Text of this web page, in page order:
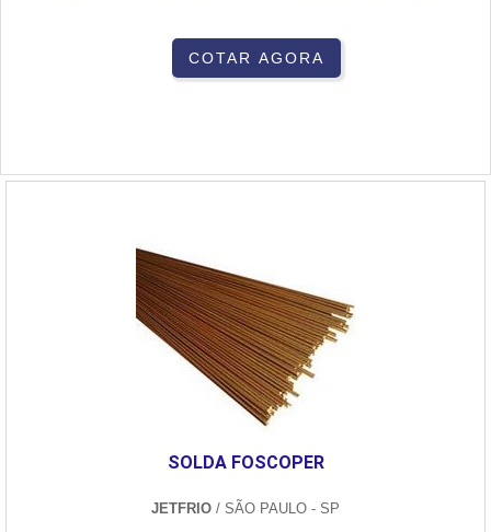
COTAR AGORA
SOLDA FOSCOPER
JETFRIO / SÃO PAULO - SP